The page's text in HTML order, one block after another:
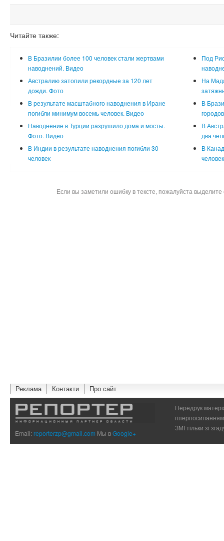
Читайте также:
В Бразилии более 100 человек стали жертвами
наводнений. Видео
Под
Австралию затопили рекордные за 120 лет
дожди. Фото
На
В результате масштабного наводнения в Иране
погибли минимум восемь человек. Видео
В
Наводнение в Турции разрушило дома и мосты.
Фото. Видео
В
два
В Индии в результате наводнения погибли 30
человек
В
человек
Если вы заметили ошибку в тексте, пожалуйста
Реклама Контакти Про сайт
Email:reporterzp@gmail.com Мы вGoogle+
Передрук
ЗМІ тільки зі